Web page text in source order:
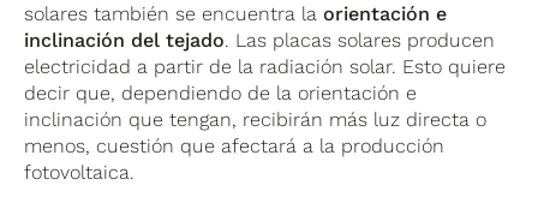
solares también se encuentra laorientación e
inclinación del tejado. Las placas solares producen
electricidad a partir de la radiación solar. Esto quiere
decir que, dependiendo de la orientación e
inclinación que tengan, recibirán más luz directa o
menos, cuestión que afectará a la producción
fotovoltaica.